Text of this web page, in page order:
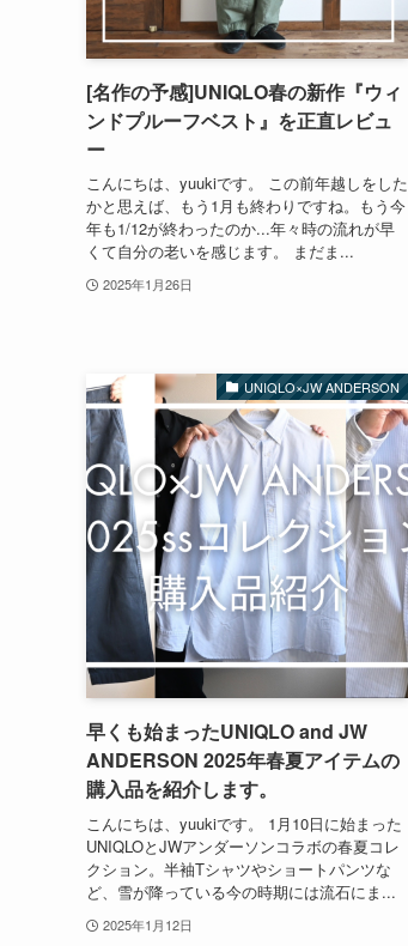
[名作の予感]UNIQLO春の新作『ウィ
ンドプルーフベスト』を正直レビュ
ー
こんにちは、yuukiです。 この前年越しをした
かと思えば、もう1月も終わりですね。もう今
年も1/12が終わったのか...年々時の流れが早
くて自分の老いを感じます。 まだま...
2025年1月26日
UNIQLO×JW ANDERSON
早くも始まったUNIQLO and JW
ANDERSON 2025年春夏アイテムの
購入品を紹介します。
こんにちは、yuukiです。 1月10日に始まった
UNIQLOとJWアンダーソンコラボの春夏コレ
クション。半袖Tシャツやショートパンツな
ど、雪が降っている今の時期には流石にま...
2025年1月12日